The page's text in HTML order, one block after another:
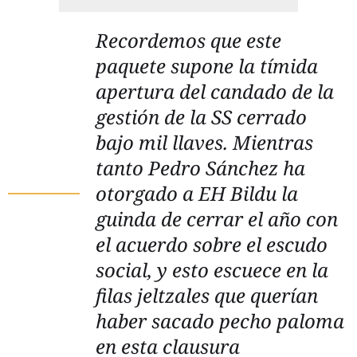
Recordemos que este
paquete supone la tímida
apertura del candado de la
gestión de la SS cerrado
bajo mil llaves. Mientras
tanto Pedro Sánchez ha
otorgado a EH Bildu la
guinda de cerrar el año con
el acuerdo sobre el escudo
social, y esto escuece en la
filas jeltzales que querían
haber sacado pecho paloma
en esta clausura